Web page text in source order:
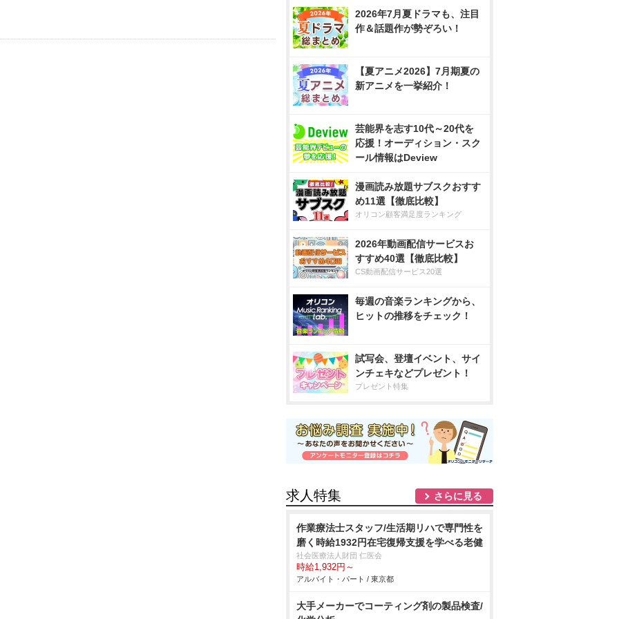
2026年7月夏ドラマも、注目
作＆話題作が勢ぞろい！
【夏アニメ2026】7月期夏の
新アニメを一挙紹介！
芸能界を志す10代～20代を
応援！オーディション・スク
ール情報はDeview
漫画読み放題サブスクおすす
め11選【徹底比較】
オリコン顧客満足度ランキング
2026年動画配信サービスお
すすめ40選【徹底比較】
CS動画配信サービス20選
毎週の音楽ランキングから、
ヒットの推移をチェック！
試写会、登壇イベント、サイ
ンチェキなどプレゼント！
プレゼント特集
求人特集 さらに見る
作業療法士スタッフ/生活期リハで専門性を
磨く時給1932円在宅復帰支援を学べる老健
社会医療法人財団 仁医会
時給1,932円～
アルバイト・パート / 東京都
大手メーカーでコーティング剤の製品検査/